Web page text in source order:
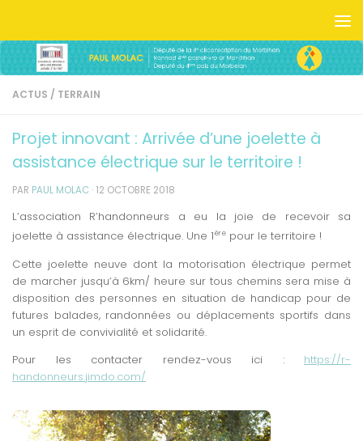
ACTUS / TERRAIN
Projet innovant : Arrivée d’une joelette à
assistance électrique sur le territoire !
PAR PAUL MOLAC · 12 OCTOBRE 2018
L’association R’handonneurs a eu la joie de recevoir sa
joelette à assistance électrique. Une 1ère pour le territoire !
Cette joelette neuve dont la motorisation électrique permet
de marcher jusqu’à 6km/ heure sur tous chemins sera mise à
disposition des personnes en situation de handicap pour de
futures balades, randonnées ou déplacements sportifs dans
un esprit de convivialité et solidarité.
Pour les contacter rendez-vous ici : https://r-
handonneurs.jimdo.com/